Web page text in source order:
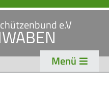
e.V
Menü
VERANSTALTUNGEN